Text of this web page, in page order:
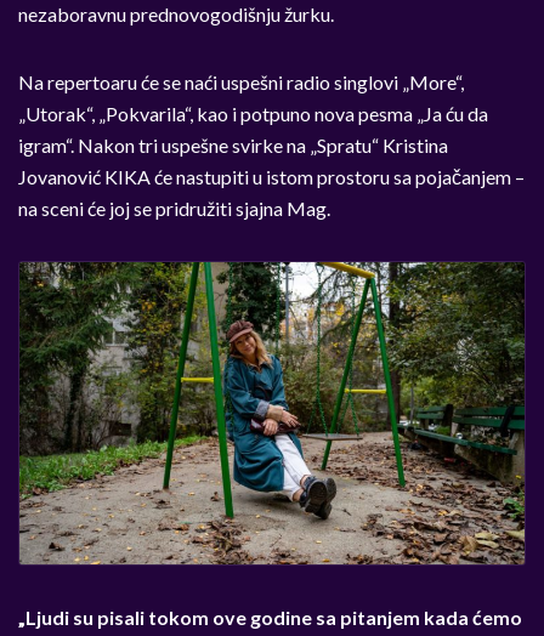
nezaboravnu prednovogodišnju žurku.
Na repertoaru će se naći uspešni radio singlovi „More“,
„Utorak“, „Pokvarila“, kao i potpuno nova pesma „Ja ću da
igram“. Nakon tri uspešne svirke na „Spratu“ Kristina
Jovanović KIKA će nastupiti u istom prostoru sa pojačanjem –
na sceni će joj se pridružiti sjajna Mag.
„Ljudi su pisali tokom ove godine sa pitanjem kada ćemo